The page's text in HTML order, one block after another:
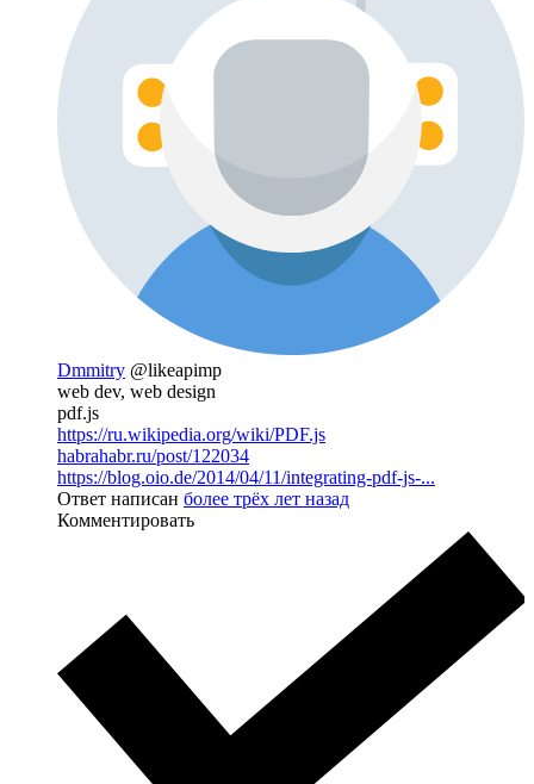
Dmmitry @likeapimp
web dev, web design
pdf.js
https://ru.wikipedia.org/wiki/PDF.js
habrahabr.ru/post/122034
https://blog.oio.de/2014/04/11/integrating-pdf-js-...
Ответ написан более трёх лет назад
Комментировать